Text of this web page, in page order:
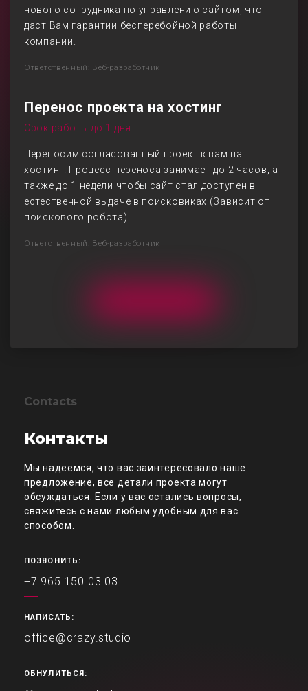
нового сотрудника по управлению сайтом, что
даст Вам гарантии бесперебойной работы
компании.
Ответственный: Веб-разработчик
Перенос проекта на хостинг
Срок работы до 1 дня
Переносим согласованный проект к вам на
хостинг. Процесс переноса занимает до 2 часов, а
также до 1 недели чтобы сайт стал доступен в
естественной выдаче в поисковиках (Зависит от
поискового робота).
Ответственный: Веб-разработчик
Contacts
Контакты
Мы надеемся, что вас заинтересовало наше
предложение, все детали проекта могут
обсуждаться. Если у вас остались вопросы,
свяжитесь с нами любым удобным для вас
способом.
ПОЗВОНИТЬ:
+7 965 150 03 03
НАПИСАТЬ:
office@crazy.studio
ОБНУЛИТЬСЯ: